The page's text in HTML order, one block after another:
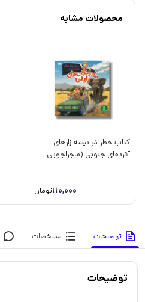
محصولات مشابه
کتاب خطر در بیشه زارهای
آفریقای جنوبی (ماجراجویی
110,000تومان
توضیحات مشخصات
توضیحات